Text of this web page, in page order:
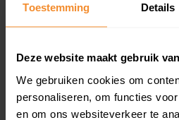
Toestemming Details
Deze website maakt gebruik
We gebruiken cookies om
personaliseren, om functies
en om ons websiteverkeer te
en koopdatum) binnen een
inclusief een jaar lang gratis
Bekijk product